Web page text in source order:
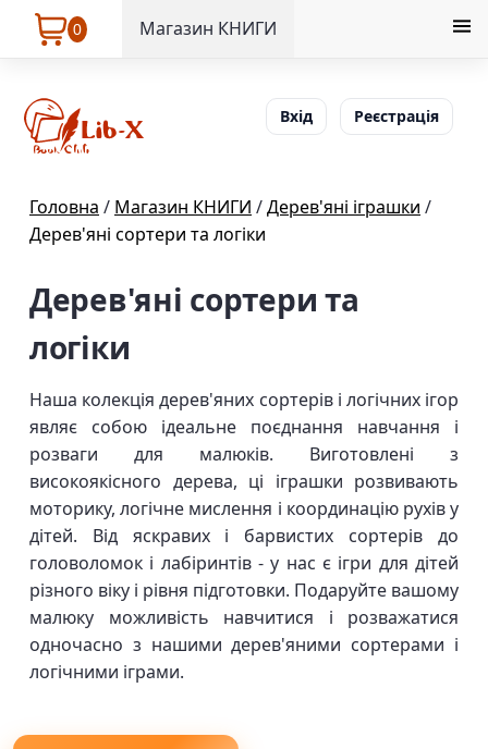
0 Магазин КНИГИ
Вхід Реєстрація
Головна / Магазин КНИГИ /Дерев'яні іграшки /
Дерев'яні сортери та логіки
Дерев'яні сортери та
логіки
Наша колекція дерев'яних сортерів і логічних ігор
являє собою ідеальне поєднання навчання і
розваги для малюків. Виготовлені з
високоякісного дерева, ці іграшки розвивають
моторику, логічне мислення і координацію рухів у
дітей. Від яскравих і барвистих сортерів до
головоломок і лабіринтів - у нас є ігри для дітей
різного віку і рівня підготовки. Подаруйте вашому
малюку можливість навчитися і розважатися
одночасно з нашими дерев'яними сортерами і
логічними іграми.